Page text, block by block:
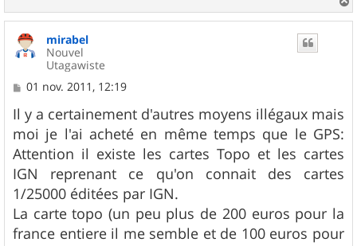
a
mirabel
Nouvel
Utagawiste
M
s
s
a
g
e
01 nov. 2011, 12:19
Il y a certainement d'autres moyens illégaux mais
moi je l'ai acheté en même temps que le GPS:
Attention il existe les cartes Topo et les cartes
IGN reprenant ce qu'on connait des cartes
1/25000 éditées par IGN.
La carte topo (un peu plus de 200 euros pour la
france entiere il me semble et de 100 euros pour